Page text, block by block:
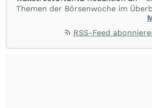
Themen der Börsenwoche im
Verpassen Sie kein wichtiges
Beiträge auf diesem
Redaktion verantwortlich. Die
RSS-Feed